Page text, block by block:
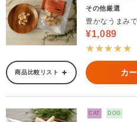
その他厳選
豊かなうまみ
¥1,089
★★★★★
商品比較リスト カ
CAT DOG